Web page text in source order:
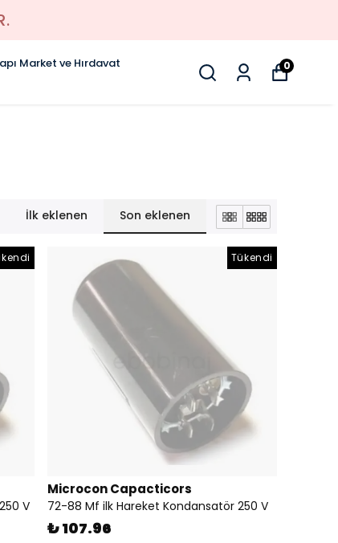
Market ve Hırdavat
0
İlk eklenen Son eklenen
V
Tükendi
Microcon Capacticors
72-88 Mf ilk Hareket Kondansatör 250 V
₺ 107.96